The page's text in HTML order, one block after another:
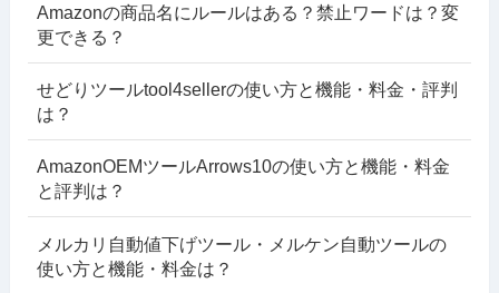
Amazonの商品名にルールはある？禁止ワードは？変
更できる？
せどりツールtool4sellerの使い方と機能・料金・評判
は？
AmazonOEMツールArrows10の使い方と機能・料金
と評判は？
メルカリ自動値下げツール・メルケン自動ツールの
使い方と機能・料金は？